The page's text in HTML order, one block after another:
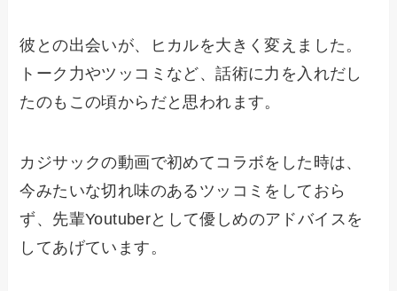
彼との出会いが、ヒカルを大きく変えました。
トーク力やツッコミなど、話術に力を入れだし
たのもこの頃からだと思われます。
カジサックの動画で初めてコラボをした時は、
今みたいな切れ味のあるツッコミをしておら
ず、先輩Youtuberとして優しめのアドバイスを
してあげています。